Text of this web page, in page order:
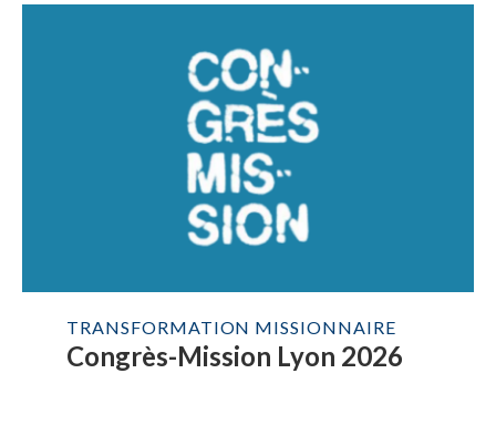
TRANSFORMATION MISSIONNAIRE
Congrès-Mission Lyon 2026